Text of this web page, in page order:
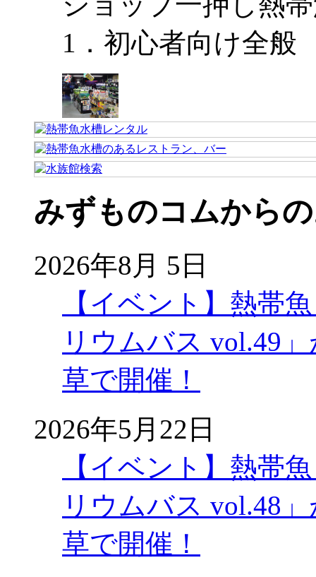
1．初心者向け全
みずものコムから
2026年8月 5日
【イベント】熱帯
リウムバス vol.49
草で開催！
2026年5月22日
【イベント】熱帯
リウムバス vol.48
草で開催！